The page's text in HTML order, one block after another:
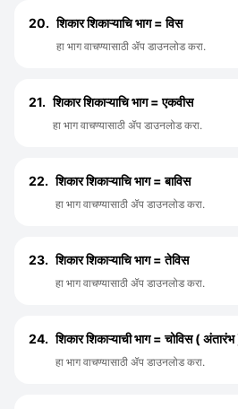
20. शिकार शिकाऱ्याचि भाग = विस
हा भाग वाचण्यासाठी ॲप डाउनलोड करा.
21. शिकार शिकाऱ्याचि भाग = एकवीस
हा भाग वाचण्यासाठी ॲप डाउनलोड करा.
22. शिकार शिकाऱ्याचि भाग = बाविस
हा भाग वाचण्यासाठी ॲप डाउनलोड करा.
23. शिकार शिकाऱ्याचि भाग = तेविस
हा भाग वाचण्यासाठी ॲप डाउनलोड करा.
24. शिकार शिकाऱ्याची भाग = चोविस ( अंतारंभ
हा भाग वाचण्यासाठी ॲप डाउनलोड करा.